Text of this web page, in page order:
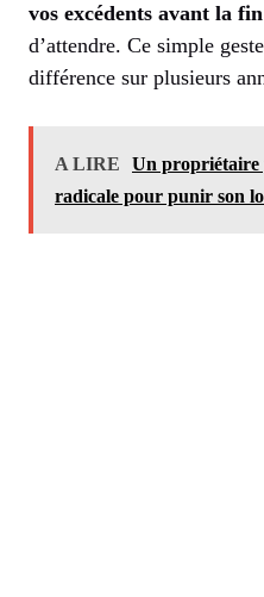
vos excédents avant la
d’attendre. Ce simple
différence sur plusieurs
A LIRE
Un propriétaire
radicale pour punir son